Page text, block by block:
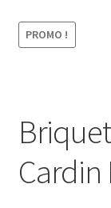
Tubes
Menthol
Briquets
PROMO !
Cardin